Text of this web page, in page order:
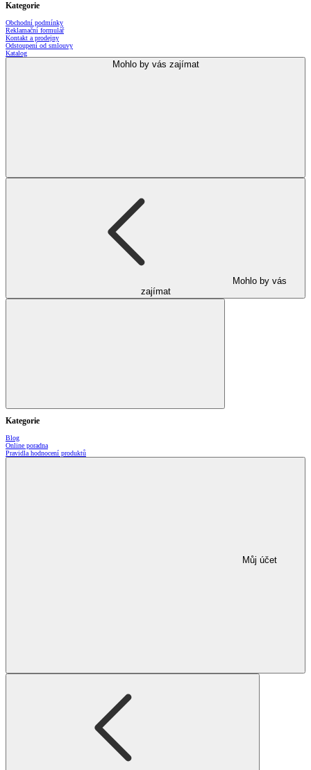
Kategorie
Obchodní podmínky
Reklamační formulář
Kontakt a prodejny
Odstoupení od smlouvy
Katalog
Mohlo by vás zajímat
Mohlo by vás
zajímat
Kategorie
Blog
Online poradna
Pravidla hodnocení produktů
Můj účet